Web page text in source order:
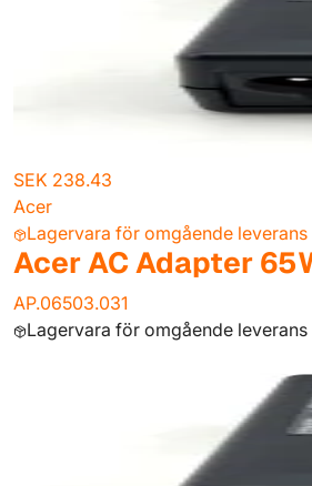
SEK 238.43
Acer
Lagervara för omgående leverans
Acer AC Adapter
AP.06503.031
Lagervara för omgående leverans